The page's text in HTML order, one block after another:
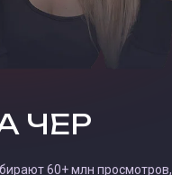
ЧЕР
60+ млн просмотров,